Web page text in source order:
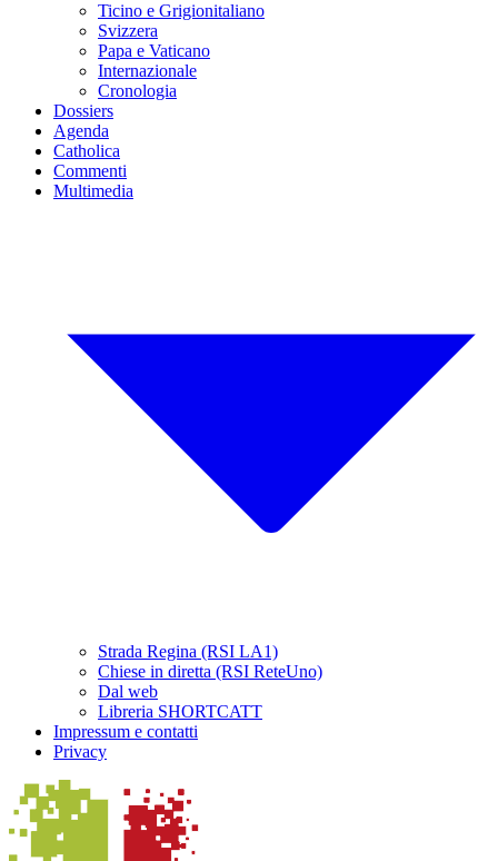
Ticino e Grigionitaliano
Svizzera
Papa e Vaticano
Internazionale
Cronologia
Dossiers
Agenda
Catholica
Commenti
Multimedia
Strada Regina (RSI LA1)
Chiese in diretta (RSI ReteUno)
Dal web
Libreria SHORTCATT
Impressum e contatti
Privacy